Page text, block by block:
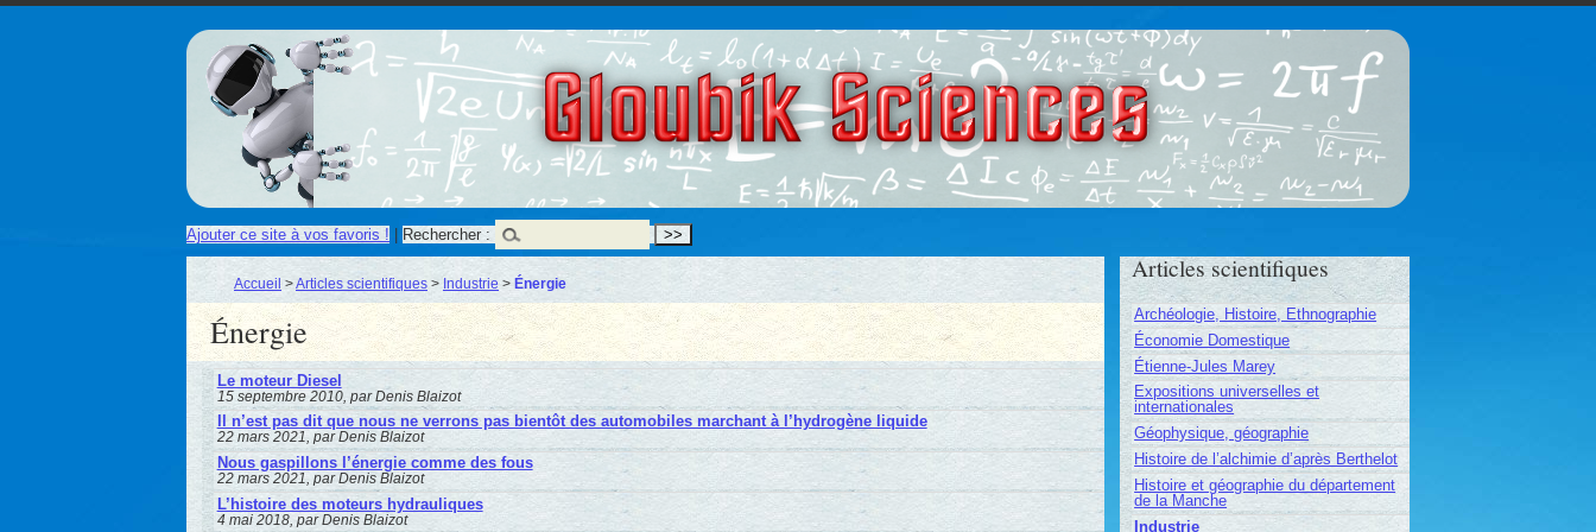
Gloubik Sciences
Ajouter ce site à vos favoris ! | Rechercher :
Accueil >Articles scientifiques > Industrie > Énergie
Énergie
Le moteur Diesel
15 septembre 2010, par Denis Blaizot
Il n’est pas dit que nous ne verrons pas bientôt des automobiles marchant à l’hydrogène liquide
22 mars 2021, par Denis Blaizot
Nous gaspillons l’énergie comme des fous
22 mars 2021, par Denis Blaizot
L’histoire des moteurs hydrauliques
4 mai 2018, par Denis Blaizot
Articles scientifiques
Archéologie, Histoire, Ethnographie
Économie Domestique
Étienne-Jules Marey
Expositions universelles et
internationales
Géophysique, géographie
Histoire de l’alchimie d’après Berthelot
Histoire et géographie du département
de la Manche
Industrie